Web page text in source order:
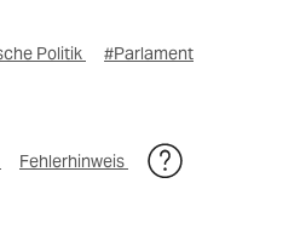
Politik
#Parlament
Fehlerhinweis